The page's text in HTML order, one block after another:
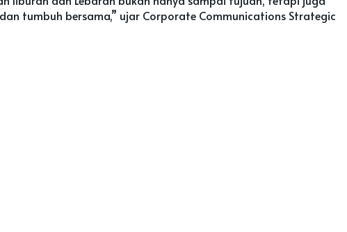
tumbuh bersama,” ujar Corporate Communications Strategic